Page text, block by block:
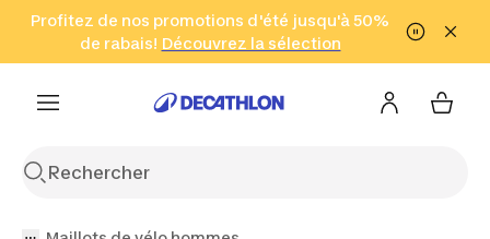
Aller à la recherche Aller au contenu Aller au pied de
Profitez de nos promotions d'été jusqu'à 50%
de rabais! Découvrez la sélection
Cliquez ici
en seulement 2 h!
(Zones sélectionnées)